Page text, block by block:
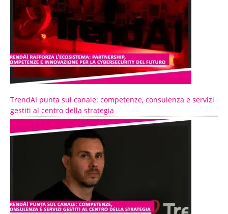
TrendAI punta sul canale: competenze, consulenza e servizi
gestiti al centro della strategia